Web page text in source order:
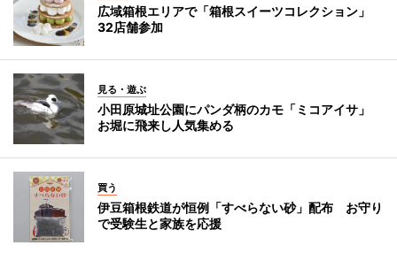
広域箱根エリアで「箱根スイーツコレクション」
32店舗参加
見る・遊ぶ
小田原城址公園にパンダ柄のカモ「ミコアイサ」
お堀に飛来し人気集める
買う
伊豆箱根鉄道が恒例「すべらない砂」配布 お守り
で受験生と家族を応援